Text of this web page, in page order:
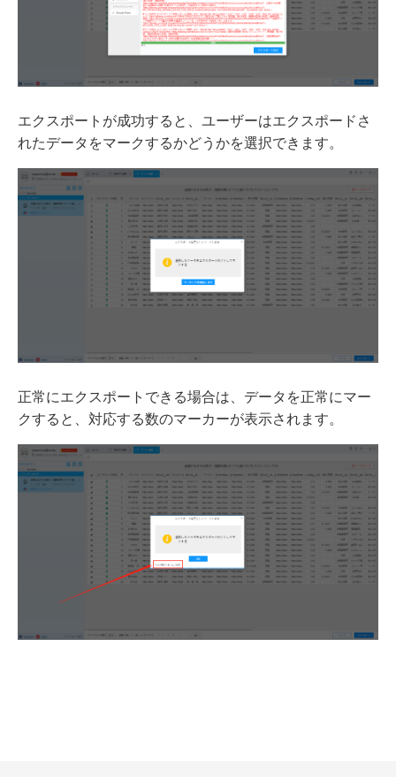
エクスポートが成功すると、ユーザーはエクスポードさ
れたデータをマークするかどうかを選択できます。
正常にエクスポートできる場合は、データを正常にマー
クすると、対応する数のマーカーが表示されます。